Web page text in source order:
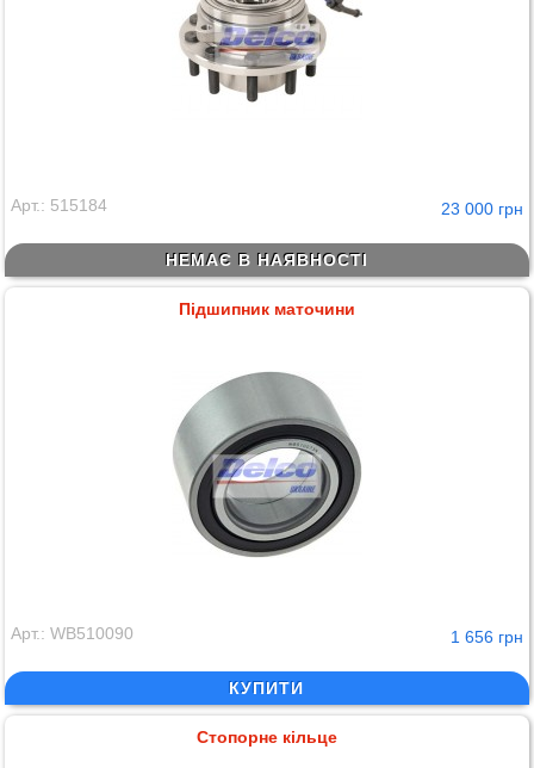
Арт.: 515184 23 000 грн
НЕМАЄ В НАЯВНОСТІ
Підшипник маточини
Арт.: WB510090 1 656 грн
КУПИТИ
Стопорне кільце